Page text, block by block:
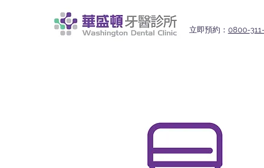
立即預約： 0800-